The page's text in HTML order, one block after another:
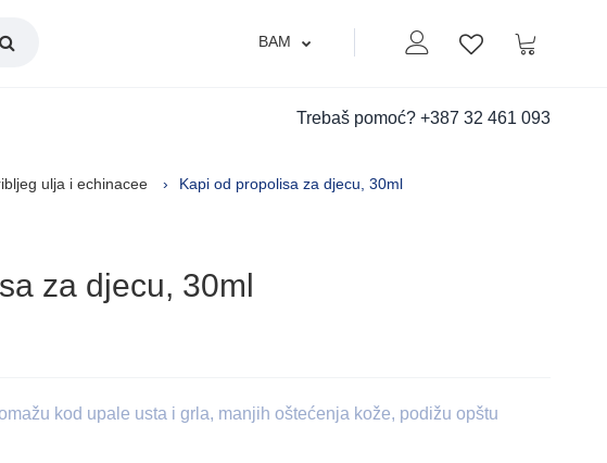
Moj nalogLista zelja
Korpa
BAM
Trebaš pomoć? +387 32 461 093
ulja i echinacee Kapi od propolisa za djecu, 30ml
za djecu, 30ml
kod upale usta i grla, manjih oštećenja kože, podižu opštu